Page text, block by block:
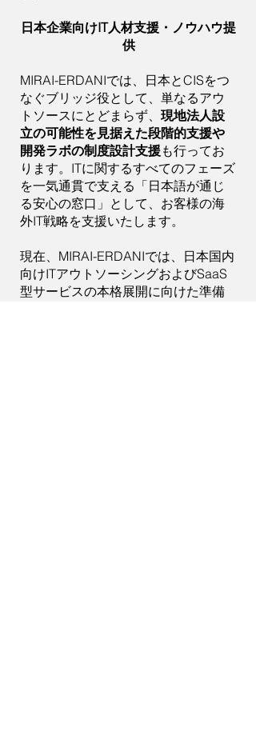
日本企業向けIT人材支援・ノウハウ提
供
MIRAI-ERDANIでは、日本とCISをつ
なぐブリッジ役として、単なるアウ
トソースにとどまらず、 現地法人設
立の可能性を見据えた段階的支援や
開発ラボの制度設計支援も行ってお
ります。ITに関するすべてのフェーズ
を一気通貫で支える「日本語が通じ
る安心の窓口」として、お客様の海
外IT戦略を支援いたします。
現在、MIRAI-ERDANIでは、日本国内
向けITアウトソーシングおよびSaaS
型サービスの本格展開に向けた準備